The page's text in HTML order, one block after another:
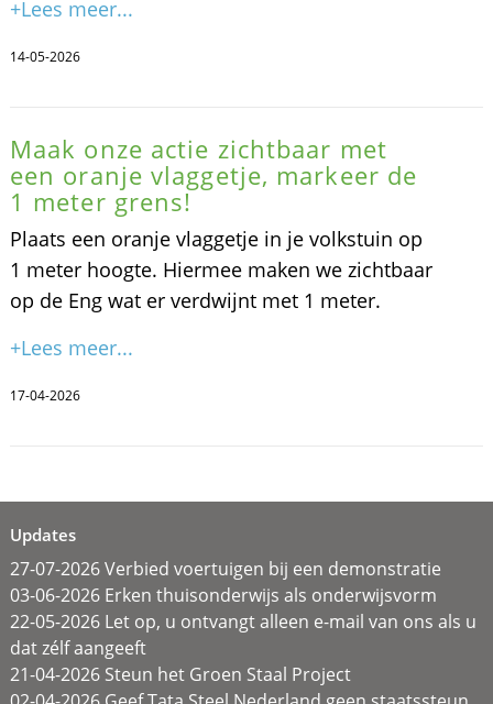
+Lees meer...
14-05-2026
Maak onze actie zichtbaar met
een oranje vlaggetje, markeer de
1 meter grens!
Plaats een oranje vlaggetje in je volkstuin op
1 meter hoogte. Hiermee maken we zichtbaar
op de Eng wat er verdwijnt met 1 meter.
+Lees meer...
17-04-2026
Updates
27-07-2026 Verbied voertuigen bij een demonstratie
03-06-2026 Erken thuisonderwijs als onderwijsvorm
22-05-2026 Let op, u ontvangt alleen e-mail van ons als u
dat zélf aangeeft
21-04-2026 Steun het Groen Staal Project